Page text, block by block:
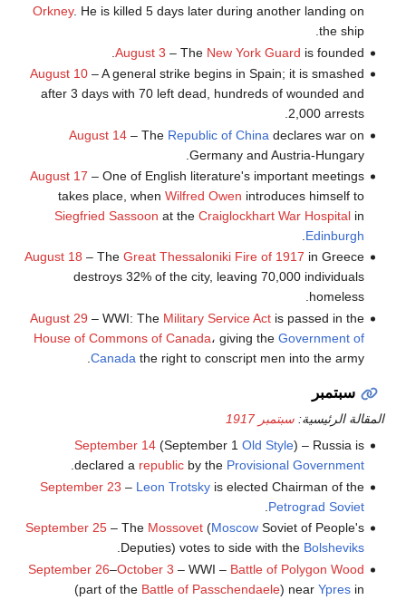
Orkney. He is killed 5 days later during another landing on
the ship.
August 3 – The New York Guard is founded.
August 10– A general strike begins in Spain; it is smashed
after 3 days with 70 left dead, hundreds of wounded and
2,000 arrests.
August 14– The Republic of China declares war on
Germany and Austria-Hungary.
August 17 – One of English literature's important meetings
takes place, when Wilfred Owen introduces himself to
Siegfried Sassoon at the Craiglockhart War Hospitalin
Edinburgh
August 18 – The Great Thessaloniki Fire of 1917 in Greece
destroys 32% of the city, leaving 70,000 individuals
homeless.
August 29 – WWI: The Military Service Actis passed in the
House of Commons of Canada، giving the Government of
Canada the right to conscript men into the army.
سبتمبر
المقالة الرئيسية: سبتمبر 1917
September 14(September 1 Old Style) – Russia is
declared a republicby the Provisional Government
.
September 23 – Leon Trotskyis elected Chairman of the
Petrograd Soviet
September 25– The Mossovet(MoscowSoviet of People's
Deputies) votes to side with the Bolsheviks
September 26–October 3 – WWI – Battle of Polygon Wood
(part of the Battle of Passchendaele) near Ypresin